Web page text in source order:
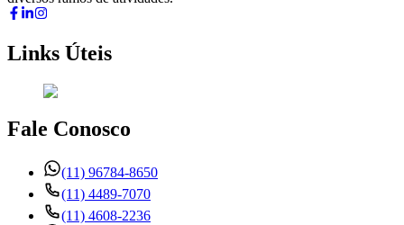
Links Úteis
Fale Conosco
(11) 96784-8650
(11) 4489-7070
(11) 4608-2236